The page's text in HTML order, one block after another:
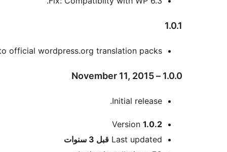
1.0.1
official wordpress.org translation packs.
1.0.0 – November 11, 2015
Initial release.
ميتا
Meta
Version 1.0.2
Last updated قبل 3 سنوات